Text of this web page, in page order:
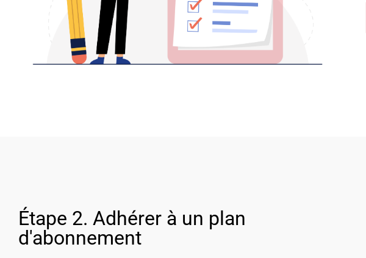
Étape 2. Adhérer à un plan
d'abonnement